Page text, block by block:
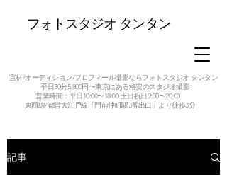
フォトスタジオ タンタン
宣材/オーディション/プロフィール撮影ならフォトスタジオ タンタン
平日30分5,800円〜東京にある格安のスタジオ撮影
営業時間：平日10:00〜18:00 土日祝日9:00〜20:00
東西線/都営大江戸線「門前仲町駅3番出口」より徒歩3分
記事